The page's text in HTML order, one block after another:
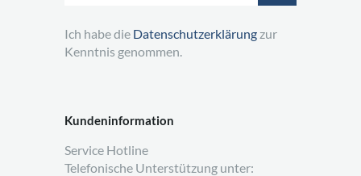
Kundeninformation
Service Hotline
Telefonische Unterstützung unter:
Ich habe die Datenschutzerklärung zur
Kenntnis genommen.